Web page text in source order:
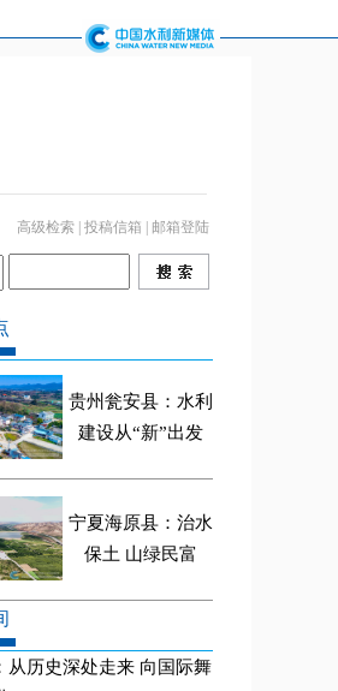
高级检索 投稿信箱 邮箱登陆